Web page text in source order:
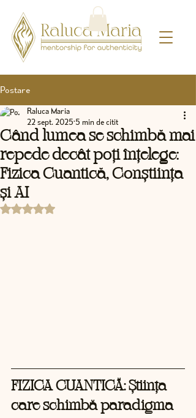
Postare
Când lumea se schimbă mai
repede decât poți înțelege:
Fizica Cuantică, Conștiința
și AI
Raluca Maria
22 sept. 2025 5 min de citit
Evaluat(ă) cu NaN din 5 stele.
FIZICA CUANTICĂ: Știința
care schimbă paradigma